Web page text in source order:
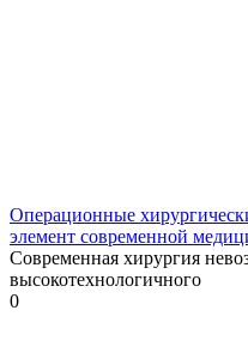
Операционные
элемент современной
Современная хирургия
высокотехнологичного
0